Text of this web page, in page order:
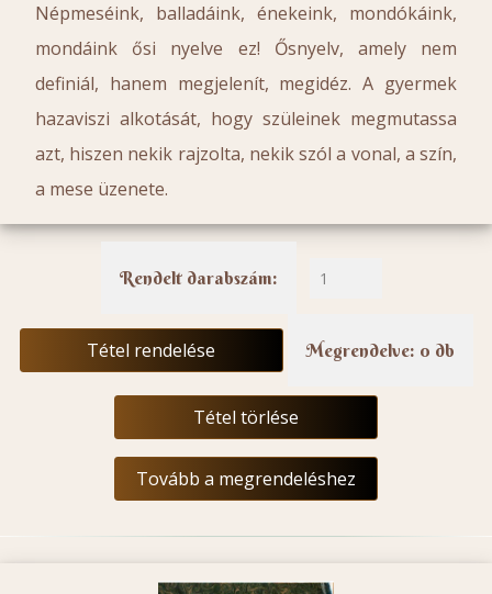
Népmeséink, balladáink, énekeink, mondókáink,
mondáink ősi nyelve ez! Ősnyelv, amely nem
definiál, hanem megjelenít, megidéz. A gyermek
hazaviszi alkotását, hogy szüleinek megmutassa
azt, hiszen nekik rajzolta, nekik szól a vonal, a szín,
a mese üzenete.
Rendelt darabszám:
Tétel rendelése Megrendelve: 0 db
Tétel törlése
Tovább a megrendeléshez